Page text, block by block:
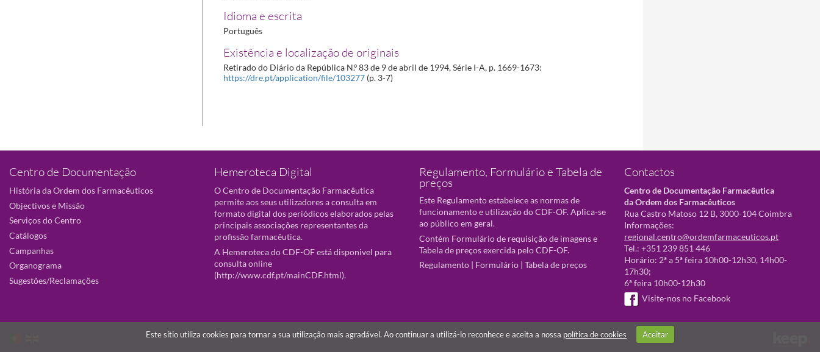
Idioma e escrita
Português
Existência e localização de originais
Retirado do Diário da República N.º 83 de 9 de abril de 1994, Série I-A, p. 1669-1673:
https://dre.pt/application/file/103277 (p. 3-7)
Centro de Documentação
História da Ordem dos Farmacêuticos
Objectivos e Missão
Serviços do Centro
Catálogos
Campanhas
Organograma
Sugestões/Reclamações
Hemeroteca Digital
O Centro de Documentação Farmacêutica
permite aos seus utilizadores a consulta em
formato digital dos periódicos elaborados pelas
principais associações representantes da
profissão farmacêutica.
A Hemeroteca do CDF-OF está disponivel para
consulta online
(http://www.cdf.pt/mainCDF.html).
Regulamento, Formulário e Tabela de
preços
Este Regulamento estabelece as normas de
funcionamento e utilização do CDF-OF. Aplica-se
ao público em geral.
Contém Formulário de requisição de imagens e
Tabela de preços exercida pelo CDF-OF.
Regulamento | Formulário | Tabela de preços
Contactos
Centro de Documentação Farmacêutica
da Ordem dos Farmacêuticos
Rua Castro Matoso 12 B, 3000-104 Coimbra
Informações:
regional.centro@ordemfarmaceuticos.pt
Tel.: +351 239 851 446
Horário: 2ª a 5ª feira 10h00-12h30, 14h00-
17h30;
6ª feira 10h00-12h30
Visite-nos no Facebook
Este sítio utiliza cookies para tornar a sua utilização mais agradável. Ao continuar a utilizá-lo reconhece e aceita a nossa política de cookies Aceitar